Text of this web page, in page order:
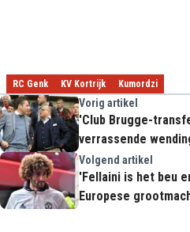
RC Genk KV Kortrijk Kumordzi
Vorig artikel
'Club Brugge-
verrassende
Volgend artikel
'Fellaini is het beu
Europese